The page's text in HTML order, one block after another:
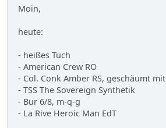
Moin,
heute:
- heißes Tuch
- American Crew RÖ
- Col. Conk Amber RS, geschäumt mit
- TSS The Sovereign Synthetik
- Bur 6/8, m-q-g
- La Rive Heroic Man EdT